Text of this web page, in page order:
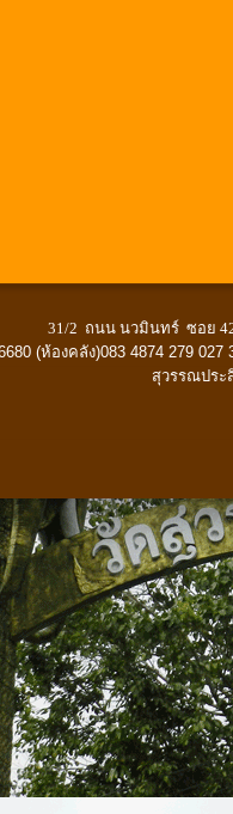
31/2 ถนน นวมินทร์ ซอย
(ห้องคลัง)083 4874 279
สุวรรณประ